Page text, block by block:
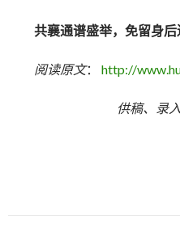
共襄通谱盛举，免留身后
阅读原文： http://
供稿、录